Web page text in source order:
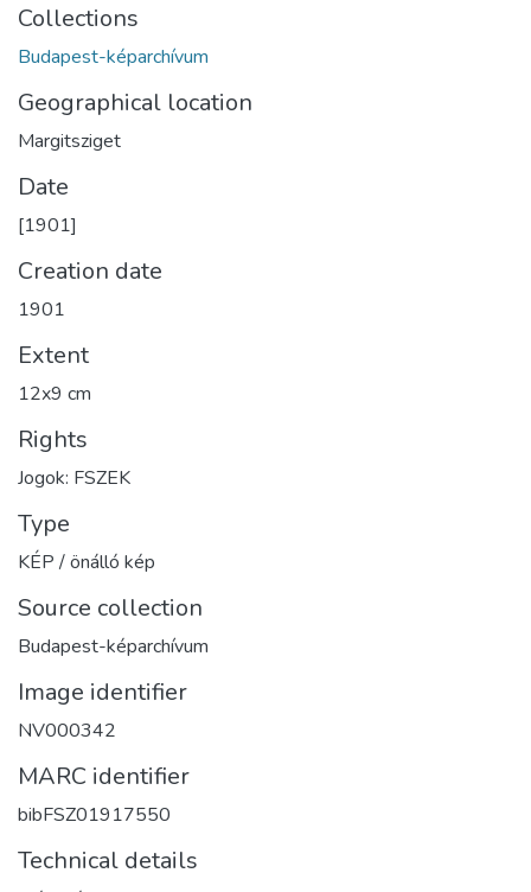
Collections
Budapest-képarchívum
Geographical location
Margitsziget
Date
[1901]
Creation date
1901
Extent
12x9 cm
Rights
Jogok: FSZEK
Type
KÉP / önálló kép
Source collection
Budapest-képarchívum
Image identifier
NV000342
MARC identifier
bibFSZ01917550
Technical details